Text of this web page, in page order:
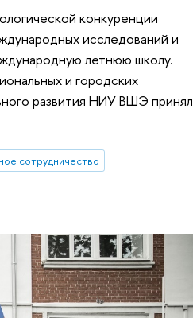
конкуренции
исследований и
летнюю школу.
и городских
развития НИУ ВШЭ принял
сотрудничество